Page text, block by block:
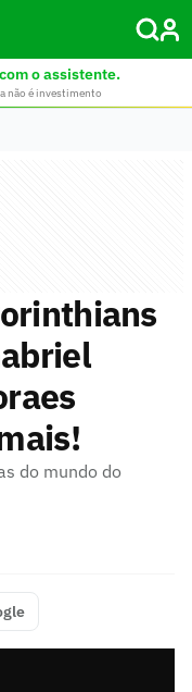
o assistente.
não é investimento
do mundo do